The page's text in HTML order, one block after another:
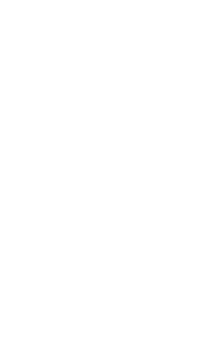
સમુદાયનું પ્રદર્શન